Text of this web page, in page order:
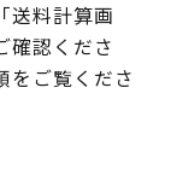
送料計算画
確認くださ
をご覧くださ